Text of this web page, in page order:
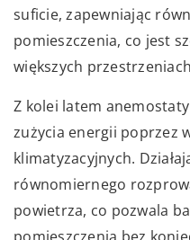
suficie, zapewniając
pomieszczenia, co jest
większych
Z kolei latem
zużycia energii poprzez
klimatyzacyjnych.
równomiernego
powietrza, co pozwala